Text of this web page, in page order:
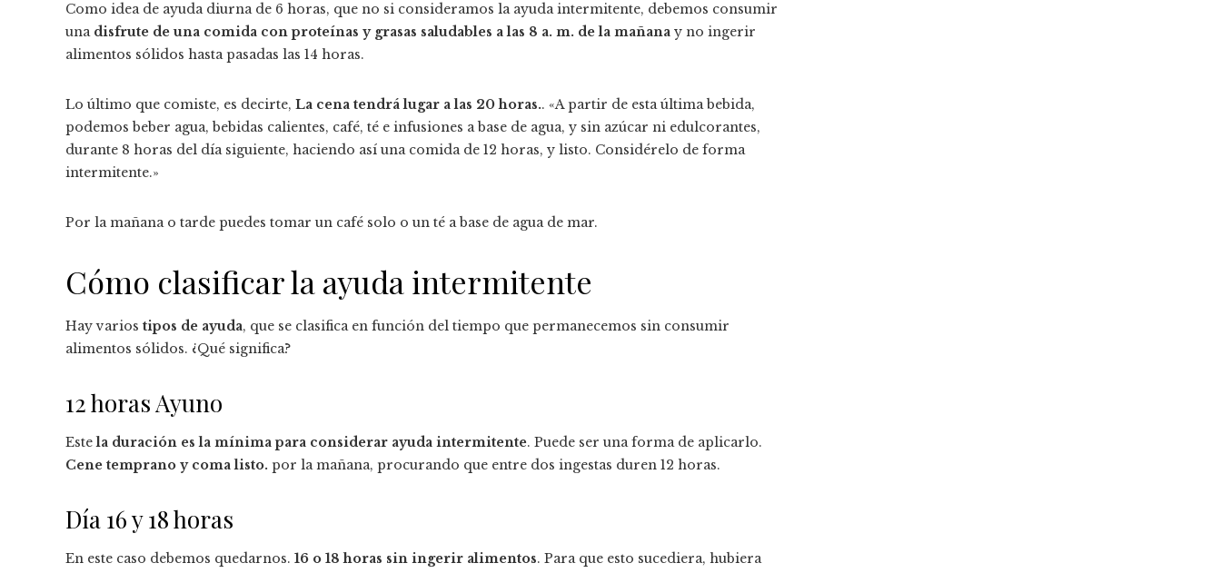
Como idea de ayuda diurna de 6 horas, que no si consideramos la ayuda intermitente, debemos consumir
una disfrute de una comida con proteínas y grasas saludables a las 8 a. m. de la mañana y no ingerir
alimentos sólidos hasta pasadas las 14 horas.
Lo último que comiste, es decirte, La cena tendrá lugar a las 20 horas.. «A partir de esta última bebida,
podemos beber agua, bebidas calientes, café, té e infusiones a base de agua, y sin azúcar ni edulcorantes,
durante 8 horas del día siguiente, haciendo así una comida de 12 horas, y listo. Considérelo de forma
intermitente.»
Por la mañana o tarde puedes tomar un café solo o un té a base de agua de mar.
Cómo clasificar la ayuda intermitente
Hay varios tipos de ayuda, que se clasifica en función del tiempo que permanecemos sin consumir
alimentos sólidos. ¿Qué significa?
12 horas Ayuno
Estela duración es la mínima para considerar ayuda intermitente. Puede ser una forma de aplicarlo.
Cene temprano y coma listo. por la mañana, procurando que entre dos ingestas duren 12 horas.
Día 16 y 18 horas
En este caso debemos quedarnos. 16 o 18 horas sin ingerir alimentos. Para que esto sucediera, hubiera